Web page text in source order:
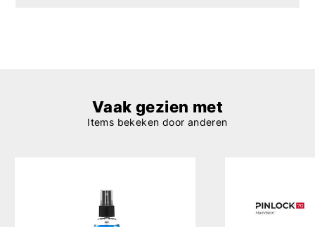
Vaak gezien met
Items bekeken door anderen